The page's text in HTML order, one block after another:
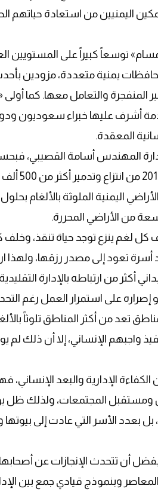
اليمنيين من استعادة
توسعاً كبيراً على المستويين
في محافظات يمنية متعددة، مزودين
والتعامل معها. كما أولى
أشرف عليها خبراء سعوديون
المعقدة.
المهندس أسامة القصيبي،
فرق
كل لغم ينزع توجد حياة تنقذ،
تعود إلى مصدر رزقها، ولهذا
أكثر من ارتباطه بالإدارة
إصراره على استمرار العمل رغم
تعد من أكثر المناطق تلوثاً
فيه أثناء تنفيذ واجبهم الإنساني، إلا
الإدارية والبعد الإنساني،
ومستقبل المجتمعات، ولذلك
بعدد الأسر التي عادت إلى
أن تتحدث الإنجازات عن
وبنموذج قيادي جمع بين